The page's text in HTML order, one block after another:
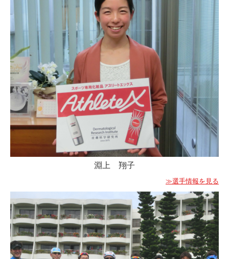
淵上 翔子
≫選手情報を見る